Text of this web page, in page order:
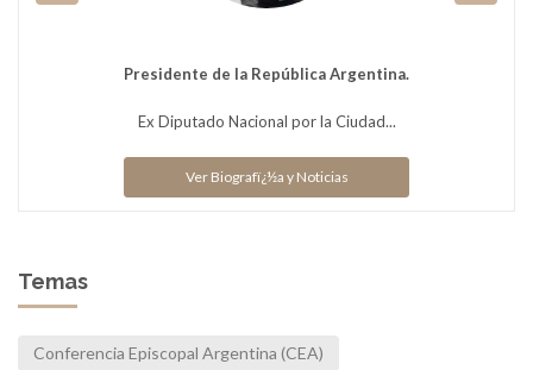
Presidente de la República Argentina.
Ex Diputado Nacional por la Ciudad...
Ver Biografï¿½a y Noticias
Temas
Conferencia Episcopal Argentina (CEA)